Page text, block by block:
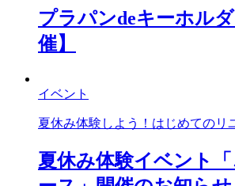
プラパンdeキーホル
催】
イベント
夏休み体験しよう！はじめてのリ
夏休み体験イベント